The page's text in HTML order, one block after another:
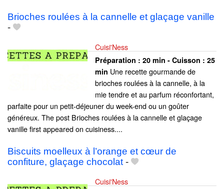
Brioches roulées à la cannelle et glaçage vanille
-
Cuisi'Ness
Préparation : 20 min - Cuisson : 25
min Une recette gourmande de
brioches roulées à la cannelle, à la
mie tendre et au parfum réconfortant,
parfaite pour un petit-déjeuner du week-end ou un goûter
généreux. The post Brioches roulées à la cannelle et glaçage
vanille first appeared on cuisiness....
Biscuits moelleux à l’orange et cœur de
confiture, glaçage chocolat -
Cuisi'Ness